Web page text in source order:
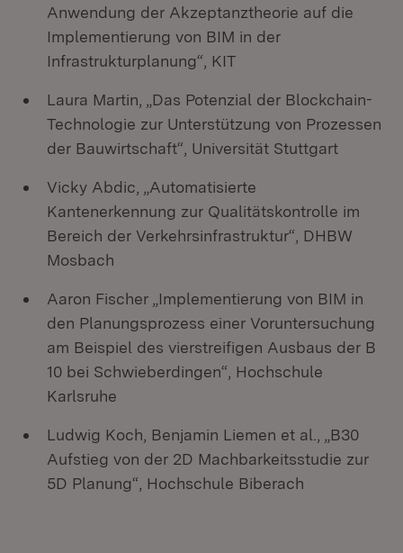
Anwendung der Akzeptanztheorie auf die
Implementierung von BIM in der
Infrastrukturplanung“, KIT
Laura Martin, „Das Potenzial der Blockchain-
Technologie zur Unterstützung von Prozessen
der Bauwirtschaft“, Universität Stuttgart
Vicky Abdic, „Automatisierte
Kantenerkennung zur Qualitätskontrolle im
Bereich der Verkehrsinfrastruktur“, DHBW
Mosbach
Aaron Fischer „Implementierung von BIM in
den Planungsprozess einer Voruntersuchung
am Beispiel des vierstreifigen Ausbaus der B
10 bei Schwieberdingen“, Hochschule
Karlsruhe
Ludwig Koch, Benjamin Liemen et al., „B30
Aufstieg von der 2D Machbarkeitsstudie zur
5D Planung“, Hochschule Biberach